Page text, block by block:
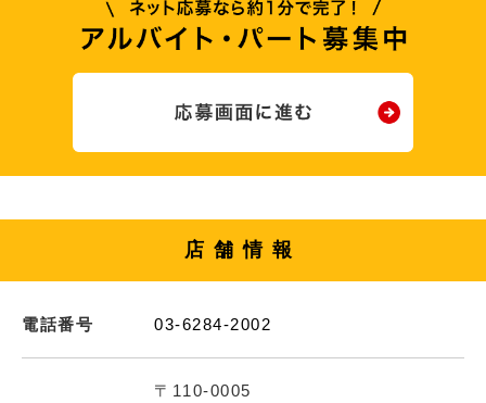
店舗情報
電話番号 03-6284-2002
〒110-0005